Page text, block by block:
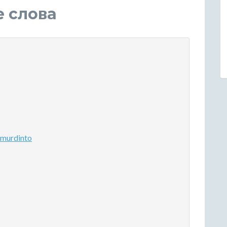
слова